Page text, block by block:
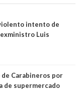
intento de
Luis
de Carabineros por
de supermercado